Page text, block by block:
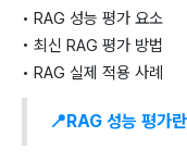
• RAG 성능 평가 요소
• 최신 RAG 평가 방법
• RAG 실제 적용 사례
📍RAG 성능 평가